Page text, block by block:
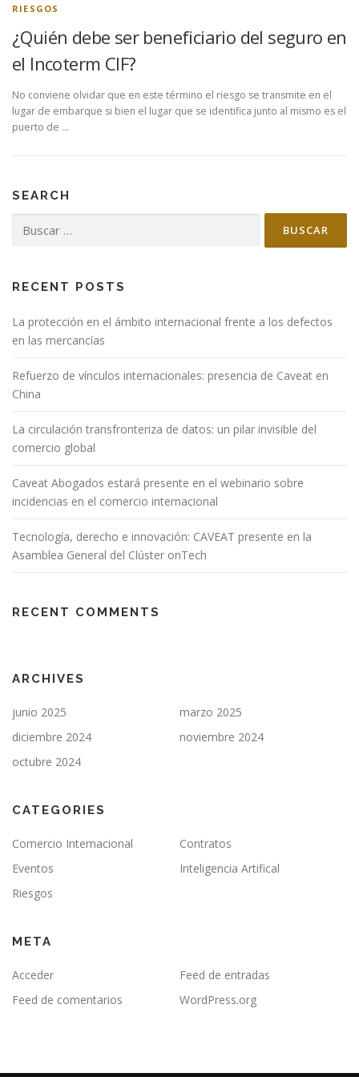
RIESGOS
¿Quién debe ser beneficiario del seguro en
el Incoterm CIF?
No conviene olvidar que en este término el riesgo se transmite en el
lugar de embarque si bien el lugar que se identifica junto al mismo es el
puerto de …
SEARCH
RECENT POSTS
La protección en el ámbito internacional frente a los defectos
en las mercancías
Refuerzo de vínculos internacionales: presencia de Caveat en
China
La circulación transfronteriza de datos: un pilar invisible del
comercio global
Caveat Abogados estará presente en el webinario sobre
incidencias en el comercio internacional
Tecnología, derecho e innovación: CAVEAT presente en la
Asamblea General del Clúster onTech
RECENT COMMENTS
ARCHIVES
junio 2025
marzo 2025
diciembre 2024
noviembre 2024
octubre 2024
CATEGORIES
Comercio Internacional
Contratos
Eventos
Inteligencia Artifical
Riesgos
META
Acceder
Feed de entradas
Feed de comentarios
WordPress.org